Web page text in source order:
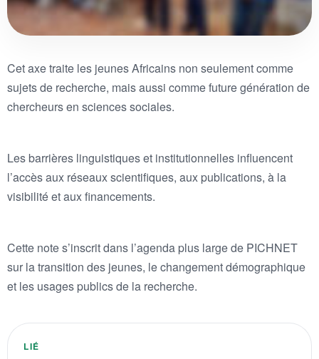
Cet axe traite les jeunes Africains non seulement comme
sujets de recherche, mais aussi comme future génération de
chercheurs en sciences sociales.
Les barrières linguistiques et institutionnelles influencent
l’accès aux réseaux scientifiques, aux publications, à la
visibilité et aux financements.
Cette note s’inscrit dans l’agenda plus large de PICHNET
sur la transition des jeunes, le changement démographique
et les usages publics de la recherche.
LIÉ